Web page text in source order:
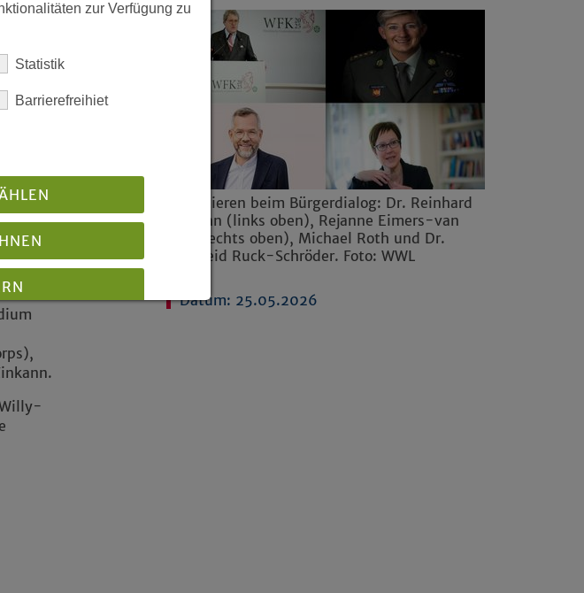
so
für
1.
Diskutieren beim Bürgerdialog: Dr. Reinhard
Zinkann (links oben), Rejanne Eimers-van
Nes (rechts oben), Michael Roth und Dr.
Adelheid Ruck-Schröder. Foto: WWL
Datum: 25.05.2026
zur Verfügung zu
Statistik
Barrierefreihiet